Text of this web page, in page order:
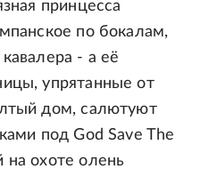
принцесса
по бокалам,
- а её
упрятанные от
дом, салютуют
под God Save The
охоте олень